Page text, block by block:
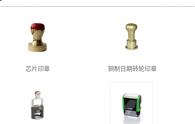
芯片印章 铜制日期转轮印章